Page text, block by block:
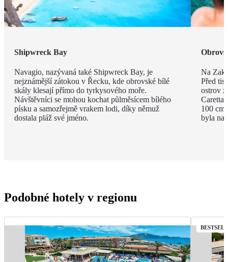
Shipwreck Bay
Navagio, nazývaná také Shipwreck Bay, je
nejznámější zátokou v Řecku, kde obrovské bílé
skály klesají přímo do tyrkysového moře.
Návštěvníci se mohou kochat půlměsícem bílého
písku a samozřejmě vrakem lodi, díky němuž
dostala pláž své jméno.
Na
Před
ostrov
Caretta
100 cm
byla na
Podobné hotely v regionu